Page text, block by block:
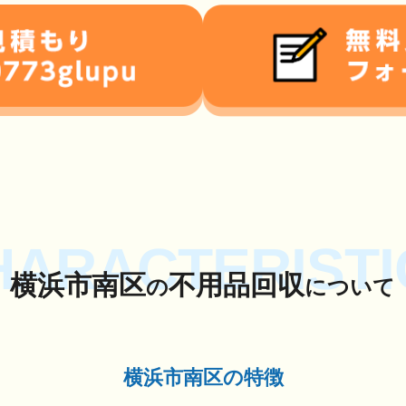
横浜市南区の不用品回収について
横浜市南区の特徴